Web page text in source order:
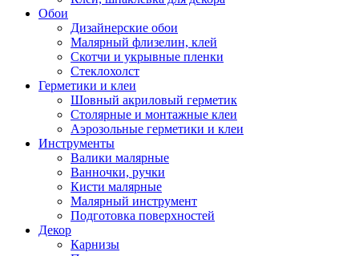
Обои
Дизайнерские обои
Малярный флизелин, клей
Скотчи и укрывные пленки
Стеклохолст
Герметики и клеи
Шовный акриловый герметик
Столярные и монтажные клеи
Аэрозольные герметики и клеи
Инструменты
Валики малярные
Ванночки, ручки
Кисти малярные
Малярный инструмент
Подготовка поверхностей
Декор
Карнизы